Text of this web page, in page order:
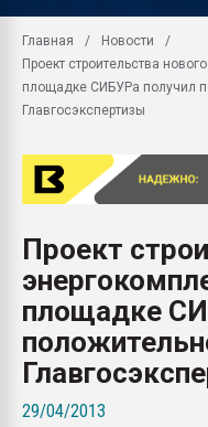
Главная
Новости
Проект строительства
площадке СИБУРа получил
Главгосэкспертизы
Проект
площадке
29/04/2013